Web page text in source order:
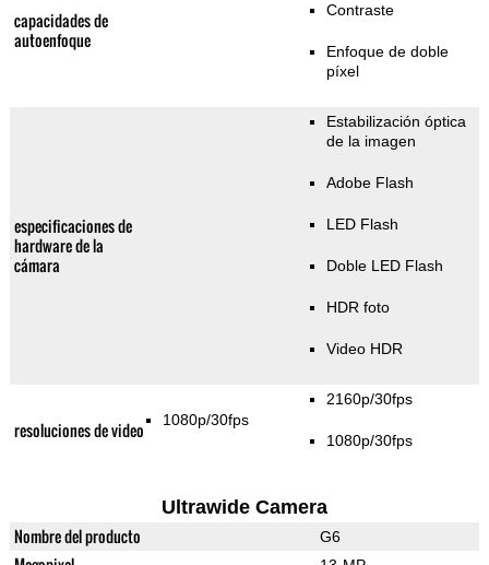
capacidades de
autoenfoque
Contraste
Enfoque de doble
píxel
especificaciones de
hardware de la
cámara
Estabilización óptica
de la imagen
Adobe Flash
LED Flash
Doble LED Flash
HDR foto
Video HDR
resoluciones de video 1080p/30fps
2160p/30fps
1080p/30fps
Ultrawide Camera
Nombre del producto G6